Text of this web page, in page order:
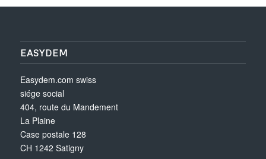
EASYDEM
Easydem.com swiss
siége social
404, route du Mandement
La Plaine
Case postale 128
CH 1242 Satigny